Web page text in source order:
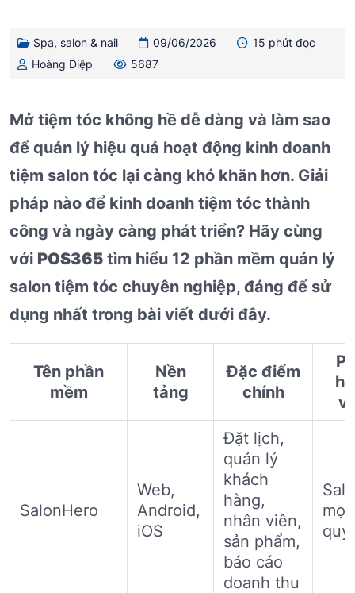
Spa, salon & nail 09/06/2026
15 phút đọc
Hoàng Diệp
5687
Mở tiệm tóc không hề dễ dàng và làm sao
để quản lý hiệu quả hoạt động kinh doanh
tiệm salon tóc lại càng khó khăn hơn. Giải
pháp nào để kinh doanh tiệm tóc thành
công và ngày càng phát triển? Hãy cùng
với POS365 tìm hiểu 12 phần mềm quản lý
salon tiệm tóc chuyên nghiệp, đáng để sử
dụng nhất trong bài viết dưới đây.
Tên phần
mềm
Nền
tảng
Đặc điểm
chính
SalonHero
Web,
Android,
iOS
Đặt lịch,
quản lý
khách
hàng,
nhân viên,
sản phẩm,
báo cáo
doanh thu
mọi
quy